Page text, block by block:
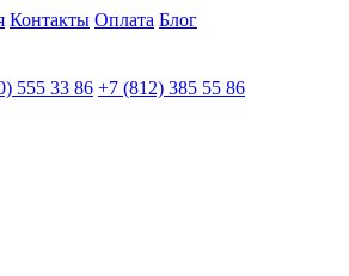
Контакты Оплата Блог
555 33 86 +7 (812) 385 55 86